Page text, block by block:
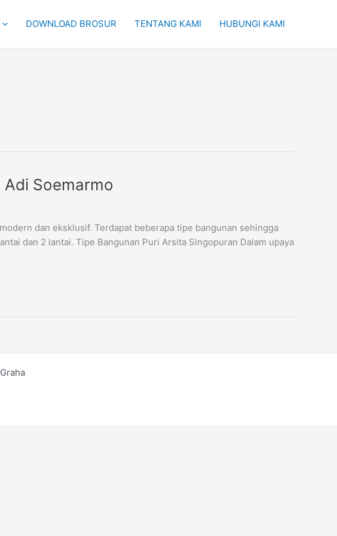
DOWNLOAD BROSUR TENTANG KAMI HUBUNGI KAMI
Soemarmo
dan eksklusif. Terdapat beberapa tipe bangunan sehingga
dan 2 lantai. Tipe Bangunan Puri Arsita Singopuran Dalam upaya